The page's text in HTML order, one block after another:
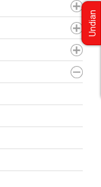
Undian